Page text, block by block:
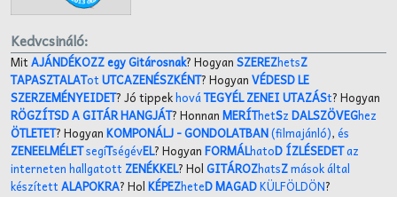
Kedvcsináló:
MitAJÁNDÉKOZZ egy Gitárosnak? HogyanSZEREZhetsZ
TAPASZTALATotUTCAZENÉSZKÉNT? HogyanVÉDESD LE
SZERZEMÉNYEIDET? Jó tippekhováTEGYÉL ZENEI UTAZÁSt? Hogyan
RÖGZÍTSD A GITÁR HANGJÁT? HonnanMERÍThetSzDALSZÖVEGhez
ÖTLETET? HogyanKOMPONÁLJ- GONDOLATBAN(filmajánló),és
ZENEELMÉLETsegíTségévEL? HogyanFORMÁLhatoD ÍZLÉSEDETaz
interneten hallgatott ZENÉKKEL? HolGITÁROZhatsZmások által
készítettALAPOKRA? HolKÉPEZheteD MAGADKÜLFÖLDÖN?